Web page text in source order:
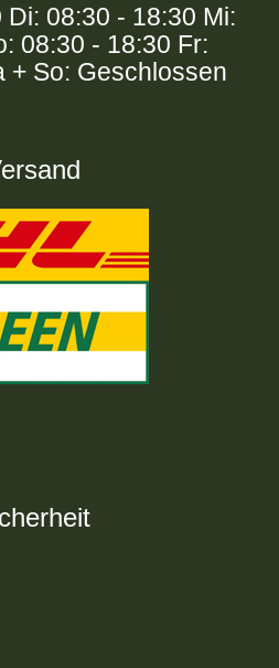
08:30 - 18:30 Mi:
08:30 - 18:30 Fr:
+ So: Geschlossen